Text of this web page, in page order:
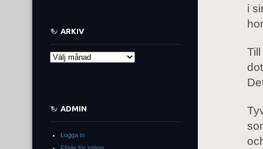
i
ARKIV
Arkiv
ADMIN
Logga in